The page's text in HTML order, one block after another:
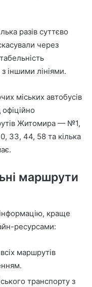
разів суттєво
через
іншими лініями.
міських автобусів
Житомира — №1,
33, 44, 58 та кілька
маршрути
краще
ресурсами:
маршрутів
транспорту з